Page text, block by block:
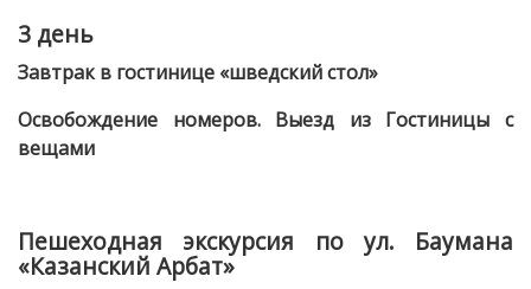
3 день
Завтрак в гостинице «шведский стол»
Освобождение номеров. Выезд из Гостиницы с
вещами
Пешеходная экскурсия по ул. Баумана
«Казанский Арбат»